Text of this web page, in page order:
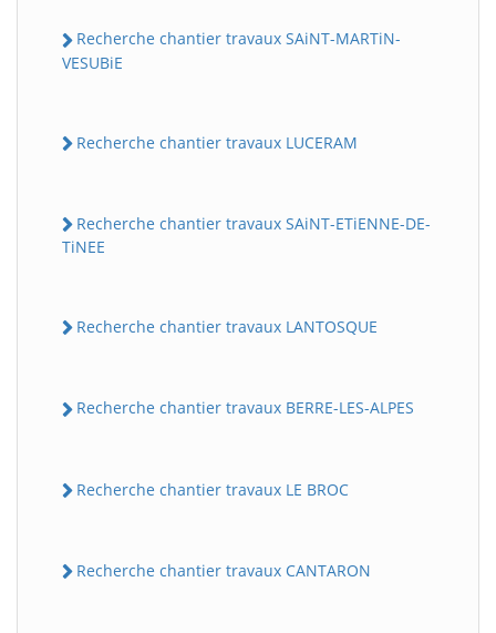
Recherche chantier travaux SAiNT-MARTiN-
VESUBiE
Recherche chantier travaux LUCERAM
Recherche chantier travaux SAiNT-ETiENNE-DE-
TiNEE
Recherche chantier travaux LANTOSQUE
Recherche chantier travaux BERRE-LES-ALPES
Recherche chantier travaux LE BROC
Recherche chantier travaux CANTARON